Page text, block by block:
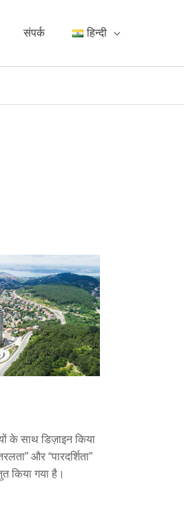
संपर्क हिन्दी
के साथ डिज़ाइन किया
और “पारदर्शिता”
किया गया है।